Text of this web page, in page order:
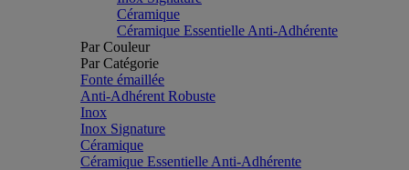
Céramique
Céramique Essentielle Anti-Adhérente
Par Couleur
Par Catégorie
Fonte émaillée
Anti-Adhérent Robuste
Inox
Inox Signature
Céramique
Céramique Essentielle Anti-Adhérente